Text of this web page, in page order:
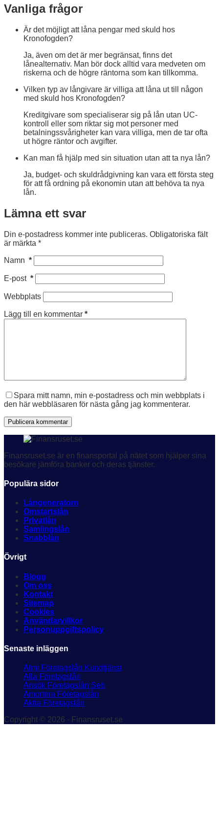
Vanliga frågor
Är det möjligt att låna pengar med skuld hos
Kronofogden?
Ja, även om det är mer begränsat, finns det
lånealternativ. Man bör dock alltid vara medveten om
riskerna och de högre räntorna som kan tillkomma.
Vilken typ av långivare är villiga att låna ut till någon
med skuld hos Kronofogden?
Kreditgivare som specialiserar sig på lån utan UC-
kontroll eller som riktar sig mot personer med
betalningssvårigheter kan vara villiga, men de tar ofta
ut högre räntor och avgifter.
Kan man få hjälp med sin situation utan att ta nya lån?
Ja, budget- och skuldrådgivning kan vara ett första steg
för att få ordning på ekonomin utan att behöva ta nya
lån.
Lämna ett svar
Din e-postadress kommer inte publiceras. Obligatoriska fält
är märkta *
Namn *
E-post *
Webbplats
Lägg till en kommentar *
Spara mitt namn, min e-postadress och min webbplats i
den här webbläsaren för nästa gång jag kommenterar.
Publicera kommentar
Finansruset.se är en finansportal på nätet som hjälper sina
besökare jämföra banker och deras tjänster.
Populära sidor
Långeneratorn
Omstartslån
Privatlån
Samlingslån
Snabblån
Övrigt
Blogg
Om oss
Kontakt
Sitemap
Cookies
Användarvillkor
Personuppgiftspolicy
Senaste inläggen
Almi Företagslån Kundtjänst
Alla Företagslån
Ansök Företagslån Seb
Amortera Företagslån
Aktia Företagslån
Copyright © 2026 - Finansruset.se